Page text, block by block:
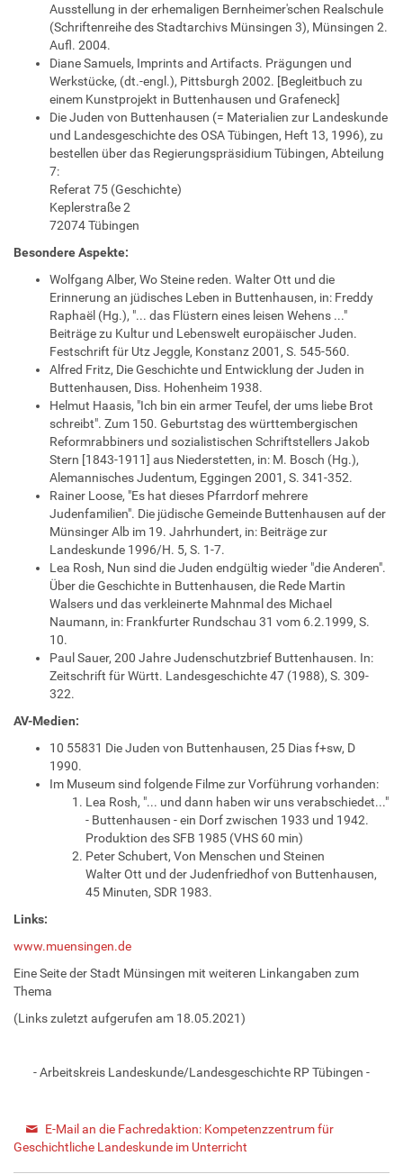
Ausstellung in der erhemaligen Bernheimer'schen Realschule
(Schriftenreihe des Stadtarchivs Münsingen 3), Münsingen 2.
Aufl. 2004.
Diane Samuels, Imprints and Artifacts. Prägungen und
Werkstücke, (dt.-engl.), Pittsburgh 2002. [Begleitbuch zu
einem Kunstprojekt in Buttenhausen und Grafeneck]
Die Juden von Buttenhausen (= Materialien zur Landeskunde
und Landesgeschichte des OSA Tübingen, Heft 13, 1996), zu
bestellen über das Regierungspräsidium Tübingen, Abteilung
7:
Referat 75 (Geschichte)
Keplerstraße 2
72074 Tübingen
Besondere Aspekte:
Wolfgang Alber, Wo Steine reden. Walter Ott und die
Erinnerung an jüdisches Leben in Buttenhausen, in: Freddy
Raphaël (Hg.), "... das Flüstern eines leisen Wehens ..."
Beiträge zu Kultur und Lebenswelt europäischer Juden.
Festschrift für Utz Jeggle, Konstanz 2001, S. 545-560.
Alfred Fritz, Die Geschichte und Entwicklung der Juden in
Buttenhausen, Diss. Hohenheim 1938.
Helmut Haasis, "Ich bin ein armer Teufel, der ums liebe Brot
schreibt". Zum 150. Geburtstag des württembergischen
Reformrabbiners und sozialistischen Schriftstellers Jakob
Stern [1843-1911] aus Niederstetten, in: M. Bosch (Hg.),
Alemannisches Judentum, Eggingen 2001, S. 341-352.
Rainer Loose, "Es hat dieses Pfarrdorf mehrere
Judenfamilien". Die jüdische Gemeinde Buttenhausen auf der
Münsinger Alb im 19. Jahrhundert, in: Beiträge zur
Landeskunde 1996/H. 5, S. 1-7.
Lea Rosh, Nun sind die Juden endgültig wieder "die Anderen".
Über die Geschichte in Buttenhausen, die Rede Martin
Walsers und das verkleinerte Mahnmal des Michael
Naumann, in: Frankfurter Rundschau 31 vom 6.2.1999, S.
10.
Paul Sauer, 200 Jahre Judenschutzbrief Buttenhausen. In:
Zeitschrift für Württ. Landesgeschichte 47 (1988), S. 309-
322.
AV-Medien:
10 55831 Die Juden von Buttenhausen, 25 Dias f+sw, D
1990.
Im Museum sind folgende Filme zur Vorführung vorhanden:
Lea Rosh, "... und dann haben wir uns verabschiedet..."
- Buttenhausen - ein Dorf zwischen 1933 und 1942.
Produktion des SFB 1985 (VHS 60 min)
Peter Schubert, Von Menschen und Steinen
Walter Ott und der Judenfriedhof von Buttenhausen,
45 Minuten, SDR 1983.
Links:
www.muensingen.de
Eine Seite der Stadt Münsingen mit weiteren Linkangaben zum
Thema
(Links zuletzt aufgerufen am 18.05.2021)
- Arbeitskreis Landeskunde/Landesgeschichte RP Tübingen -
E-Mail an die Fachredaktion: Kompetenzzentrum für
Geschichtliche Landeskunde im Unterricht